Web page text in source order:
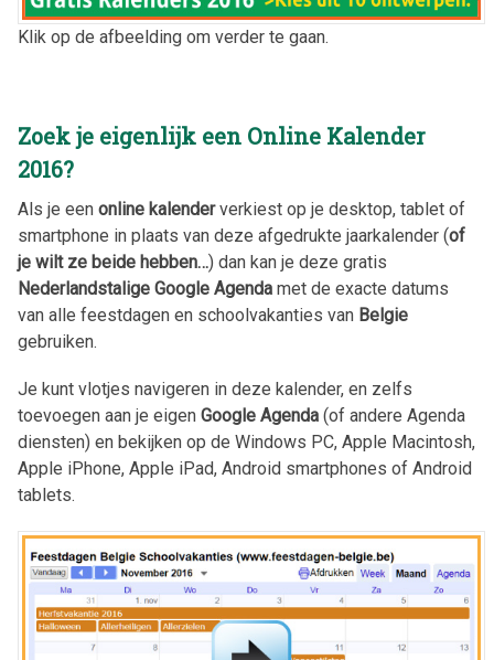
Klik op de afbeelding om verder te gaan.
Zoek je eigenlijk een Online Kalender
2016?
Als je een online kalenderverkiest op je desktop, tablet of
smartphone in plaats van deze afgedrukte jaarkalender (of
je wilt ze beide hebben…) dan kan je deze gratis
Nederlandstalige Google Agenda met de exacte datums
van alle feestdagen en schoolvakanties van Belgie
gebruiken.
Je kunt vlotjes navigeren in deze kalender, en zelfs
toevoegen aan je eigen Google Agenda (of andere Agenda
diensten) en bekijken op de Windows PC, Apple Macintosh,
Apple iPhone, Apple iPad, Android smartphones of Android
tablets.